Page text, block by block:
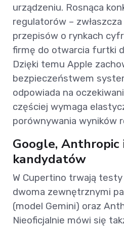
urządzeniu. Rosnąca
regulatorów –
przepisów o rynkach
firmę do otwarcia furtki
Dzięki temu Apple
bezpieczeństwem
odpowiada na
częściej wymaga
porównywania wyników
Google, Anthropic
kandydatów
W Cupertino trwają
dwoma zewnętrznymi
(model Gemini) oraz
Nieoficjalnie mówi się